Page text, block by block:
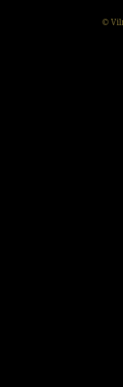
©